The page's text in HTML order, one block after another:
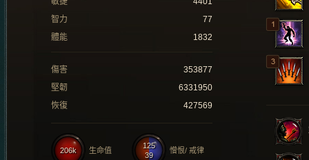
智力
77
體能
1832
傷害
353877
堅韌
6331950
恢復
427569
125
39
憎恨/ 戒律
206k 生命值